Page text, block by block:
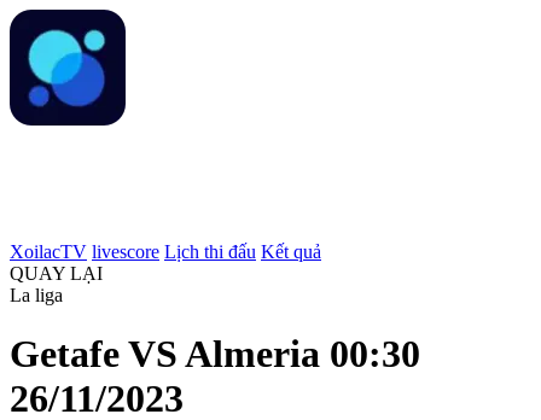
XoilacTV livescore Lịch thi đấu Kết quả
QUAY LẠI
La liga
Getafe VS Almeria 00:30
26/11/2023